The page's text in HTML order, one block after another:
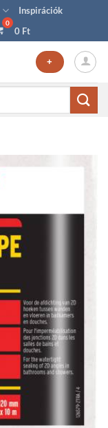
Inspirációk
0 Ft
+